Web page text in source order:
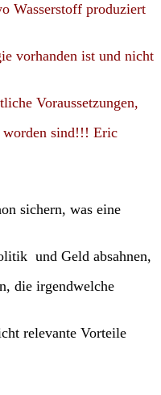
Wasserstoff produziert
vorhanden ist und nicht
Voraussetzungen,
worden sind!!! Eric
sichern, was eine
und Geld absahnen,
die irgendwelche
relevante Vorteile